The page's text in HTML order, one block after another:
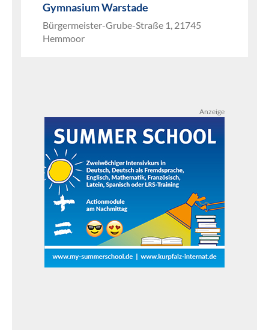
Gymnasium Warstade
Bürgermeister-Grube-Straße 1, 21745
Hemmoor
Anzeige